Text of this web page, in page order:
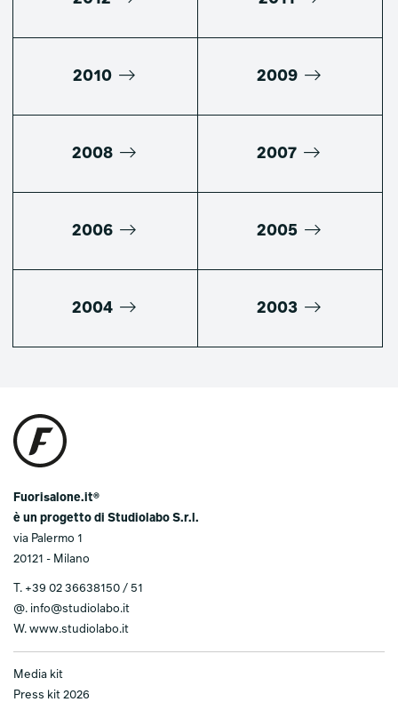
2010 2009
2008 2007
2006 2005
2004 2003
Fuorisalone.it®
è un progetto di Studiolabo S.r.l.
via Palermo 1
20121 - Milano
T. +39 02 36638150 / 51
@. info@studiolabo.it
W. www.studiolabo.it
Media kit
Press kit 2026